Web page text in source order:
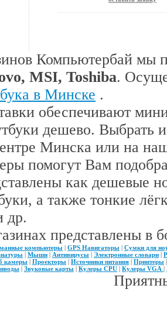
Компьютербай мы
MSI, Toshiba.
в Минске .
обеспечивают
дешево.
Минска или на
помогут Вам
как дешевые
а также тонкие
др.
представлены в
компьютеры | GPS Навигаторы | Сумки для
| Мыши | Антивирусы | Электронные словари |
камеры | Проекторы | Источники питания | Принтеры
| Звуковые карты | Кулеры CPU | Кулеры VGA |